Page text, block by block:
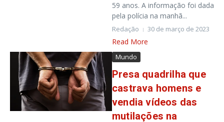
59 anos. A informação foi dada
pela polícia na manhã...
Redação 30 de março de 2023
Read More
Mundo
Presa quadrilha que
castrava homens e
vendia vídeos das
mutilações na